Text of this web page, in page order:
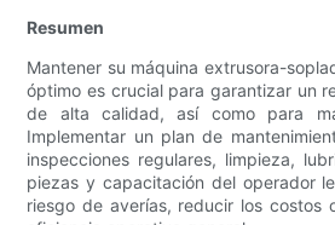
Resumen
Mantener su máquina extrusora-
óptimo es crucial para garantizar un
de alta calidad, así como para
Implementar un plan de
inspecciones regulares, limpieza,
piezas y capacitación del operador
riesgo de averías, reducir los costos